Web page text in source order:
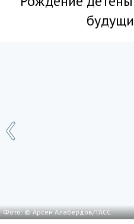
Фото: © Арсен Алабердов/ТАСС